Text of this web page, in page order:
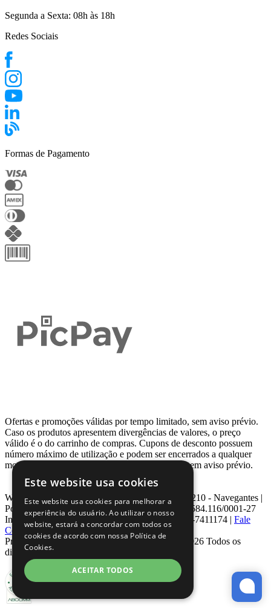
Segunda a Sexta: 08h às 18h
Redes Sociais
Formas de Pagamento
Ofertas e promoções válidas por tempo limitado, sem aviso prévio.
Caso os produtos apresentem divergências de valores, o preço
válido é o do carrinho de compras. Cupons de desconto possuem
número máximo de utilização e podem ser encerrados a qualquer
momento, de acordo com sua disponibilidade e sem aviso prévio.
Webcontinental LTDA | Travessa Venezuela, Nº 210 - Navegantes |
Porto Alegre - RS - CEP: 90.240-220 CNPJ: 08.584.116/0001-27
Inscrição Estadual: 0963171399 | Telefone: 0800-7411174 | Fale
Conosco|ouvidoria@webcontinental.com.br
Proibida reprodução total ou parcial | © 2007 - 2026 Todos os
direitos reservados - WebContinental
Este website usa cookies
Este website usa cookies para melhorar a
experiência do usuário. Ao utilizar o nosso
website, estará a concordar com todos os
cookies de acordo com nossa Política de
Cookies.
ACEITAR TODOS